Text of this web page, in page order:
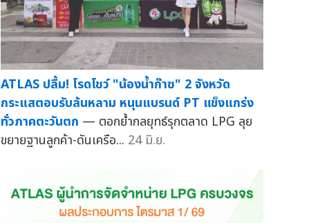
ATLAS ปลื้ม! โรดโชว์ "น้องน้ำก๊าซ" 2 จังหวัด
กระแสตอบรับล้นหลาม หนุนแบรนด์ PT แข็งแกร่ง
ทั่วภาคตะวันตก — ตอกย้ำกลยุทธ์รุกตลาด LPG ลุย
ขยายฐานลูกค้า-ดันเครือ... 24 มิ.ย.